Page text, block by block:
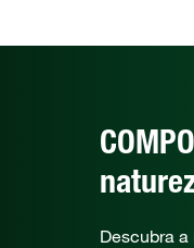
Descubra